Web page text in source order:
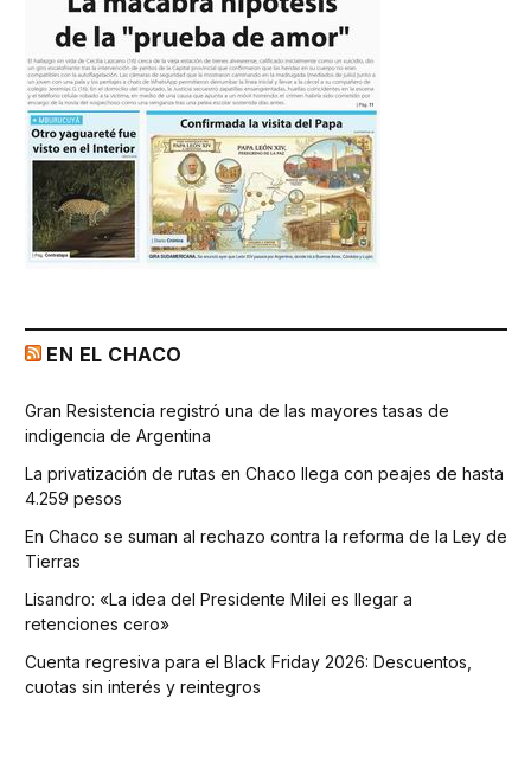
EN EL CHACO
Gran Resistencia registró una de las mayores tasas de
indigencia de Argentina
La privatización de rutas en Chaco llega con peajes de hasta
4.259 pesos
En Chaco se suman al rechazo contra la reforma de la Ley de
Tierras
Lisandro: «La idea del Presidente Milei es llegar a
retenciones cero»
Cuenta regresiva para el Black Friday 2026: Descuentos,
cuotas sin interés y reintegros